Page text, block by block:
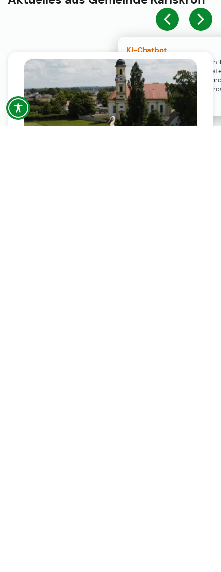
KI-Chatbot
Der KI-Chatbot steht erst nach
Einwilligung in den Cookie-
Verfügung. Der Chat-Verlauf
ausschließlich lokal in Ihrem
gespeichert.